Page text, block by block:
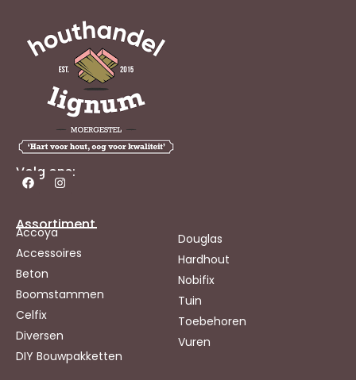
Volg ons:
Assortiment
Accoya
Accessoires
Beton
Boomstammen
Celfix
Diversen
DIY Bouwpakketten
Douglas
Hardhout
Nobifix
Tuin
Toebehoren
Vuren